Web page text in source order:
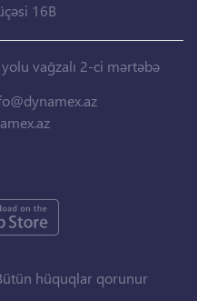
16B
vağzalı 2-ci mərtəbə
hüquqlar qorunur